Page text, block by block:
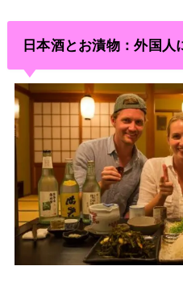
日本酒とお漬物：外国人